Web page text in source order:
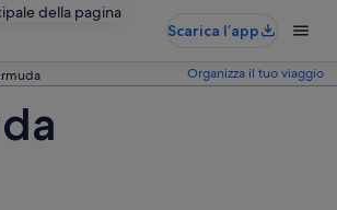
della pagina
Scarica l’app
Organizza il tuo viaggio